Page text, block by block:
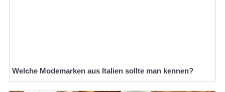
Welche Modemarken aus Italien sollte man kennen?